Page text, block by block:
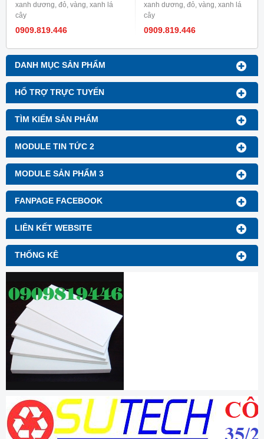
DANH MỤC SẢN PHẨM
HỔ TRỢ TRỰC TUYẾN
TÌM KIẾM SẢN PHẨM
MODULE TIN TỨC 2
MODULE SẢN PHẨM 3
FANPAGE FACEBOOK
LIÊN KẾT WEBSITE
THỐNG KÊ
xanh dương, đỏ, vàng, xanh lá
cây
0909.819.446
xanh dương, đỏ, vàng, xanh lá
cây
0909.819.446